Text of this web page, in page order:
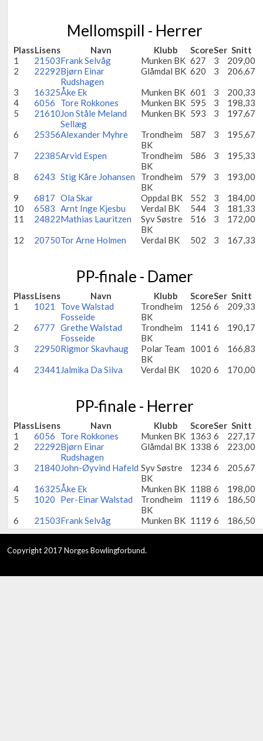
Mellomspill - Herrer
PlassLisens Navn Klubb ScoreSer Snitt
1
21503Frank Selvåg Munken BK 627 3
209,00
2
22292Bjørn Einar
Rudshagen
Glåmdal BK 620 3
206,67
3
16325Åke Ek Munken BK 601 3
200,33
4
6056 Tore Rokkones Munken BK 595 3
198,33
5
21610Jon Ståle Meland
Sellæg
Munken BK 593 3
197,67
6
25356Alexander Myhre
Trondheim
BK
587 3
195,67
7
22385Arvid Espen
Trondheim
BK
586 3
195,33
8
6243 Stig Kåre Johansen
Trondheim
BK
579 3
193,00
9
6817 Ola Skar Oppdal BK 552 3
184,00
10
6583 Arnt Inge Kjesbu Verdal BK 544 3
181,33
11
24822Mathias Lauritzen
Syv Søstre
BK
516 3
172,00
12
20750Tor Arne Holmen Verdal BK 502 3 167,33
PP-finale - Damer
PlassLisens Navn Klubb ScoreSer Snitt
1
1021
Tove Walstad
Fosseide
Trondheim
BK
1256 6
209,33
2
6777 Grethe Walstad
Fosseide
Trondheim
BK
1141 6
190,17
3
22950Rigmor Skavhaug
Polar Team
BK
1001 6
166,83
4
23441 Jalmika Da Silva Verdal BK 1020 6 170,00
PP-finale - Herrer
PlassLisens Navn Klubb ScoreSer Snitt
1
6056 Tore Rokkones Munken BK 1363 6
227,17
2
22292Bjørn Einar
Rudshagen
Glåmdal BK 1338 6
223,00
3
21840John-Øyvind Hafeld Syv Søstre
BK
1234 6
205,67
4
16325Åke Ek Munken BK 1188 6
198,00
5
1020 Per-Einar Walstad
Trondheim
BK
1119 6
186,50
6
21503Frank Selvåg Munken BK 1119 6 186,50
Copyright 2017 Norges Bowlingforbund.